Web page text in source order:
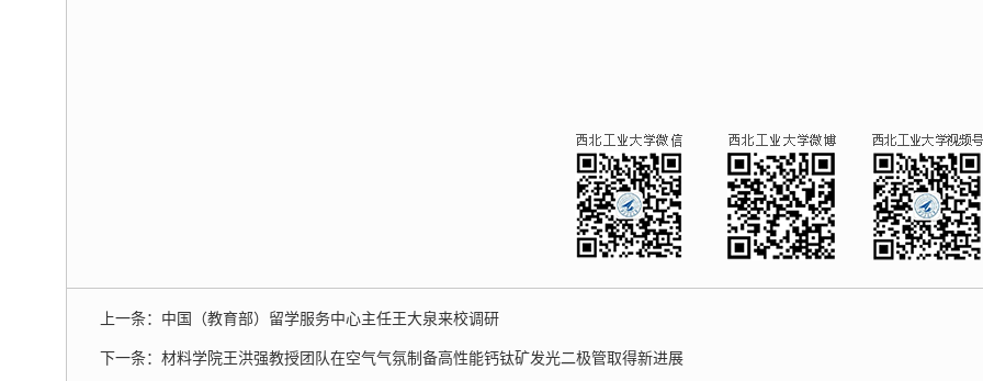
上一条： 中国（教育部）留学服务中心主任王大泉来校调研
下一条： 材料学院王洪强教授团队在空气气氛制备高性能钙钛矿发光二极管取得新进展